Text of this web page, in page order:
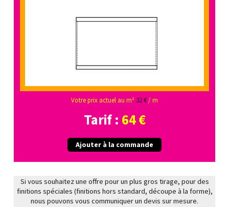
Votre prix actuel au m² 32 €/ m
Tarif : 64 €
Ajouter à la commande
Si vous souhaitez une offre pour un plus gros tirage, pour des
finitions spéciales (finitions hors standard, découpe à la forme),
nous pouvons vous communiquer un devis sur mesure.